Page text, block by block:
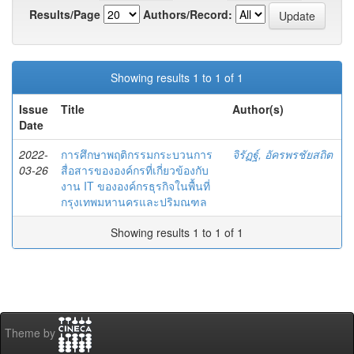
Results/Page
Authors/Record:
Showing results 1 to 1 of 1
Issue
Date
Title Author(s)
2022-
03-26
การศึกษาพฤติกรรมกระบวนการ
สื่อสารขององค์กรที่เกี่ยวข้องกับ
งาน IT ขององค์กรธุรกิจในพื้นที่
กรุงเทพมหานครและปริมณฑล
จิรัฏฐ์, อัครพรชัยสถิต
Showing results 1 to 1 of 1
Theme by